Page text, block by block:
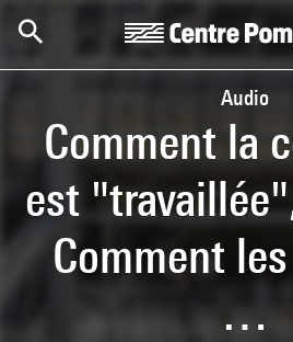
Audio
Comment la
est
Comment
…